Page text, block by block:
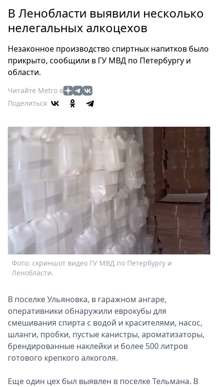
Россия
Мир
Еда
Туризм
Театр
Кино
Книги
Выставки
Пресс-
релизы
Metro
Стримы
Спецпроекты
Звезды
Выборы
2026
Скачай
В Ленобласти выявили несколько
нелегальных алкоцехов
Незаконное производство спиртных напитков было
прикрыто, сообщили в ГУ МВД по Петербургу и
области.
Читайте Metro в
Поделиться
Фото: скриншот видео ГУ МВД по Петербургу и
Ленобласти.
В поселке Ульяновка, в гаражном ангаре,
оперативники обнаружили еврокубы для
смешивания спирта с водой и красителями, насос,
шланги, пробки, пустые канистры, ароматизаторы,
брендированные наклейки и более 500 литров
готового крепкого алкоголя.
Еще один цех был выявлен в поселке Тельмана. В